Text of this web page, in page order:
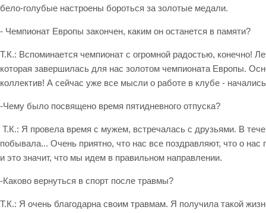
бело-голубые настроены бороться за золотые медали.
- Чемпионат Европы закончен, каким он останется в памяти?
Т.К.: Вспоминается чемпионат с огромной радостью, конечно!
которая завершилась для нас золотом чемпионата Европы.
коллектив! А сейчас уже все мысли о работе в клубе -
-Чему было посвящено время пятидневного отпуска?
Т.К.: Я провела время с мужем, встречалась с друзьями. В
побывала... Очень приятно, что нас все поздравляют, что о
и это значит, что мы идем в правильном направлении.
-Каково вернуться в спорт после травмы?
Т.К.: Я очень благодарна своим травмам. Я получила такой